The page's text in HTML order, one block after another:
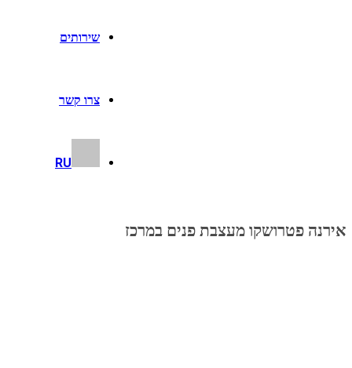
שירותים
צרו קשר
RU
אירנה פטרושקו מעצבת פנים במרכז